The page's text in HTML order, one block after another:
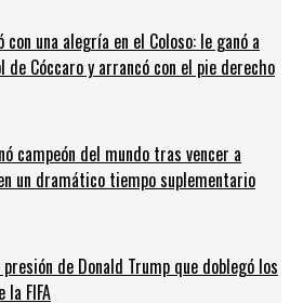
con una alegría en el Coloso: le ganó a
de Cóccaro y arrancó con el pie derecho
campeón del mundo tras vencer a
un dramático tiempo suplementario
presión de Donald Trump que doblegó los
FIFA